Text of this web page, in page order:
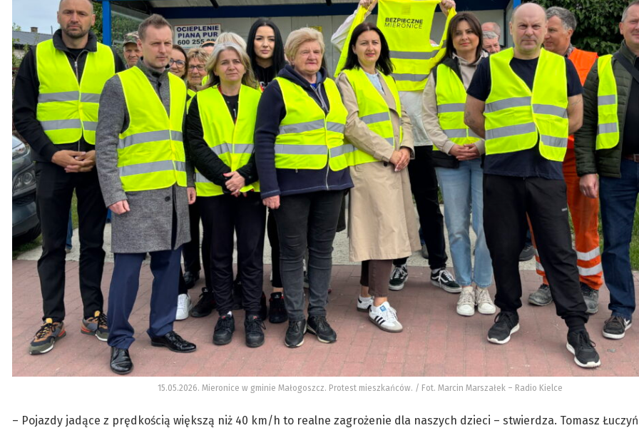
15.05.2026. Mieronice w gminie Małogoszcz. Protest mieszkańców. / Fot. Marcin Marszałek – Radio Kielce
– Pojazdy jadące z prędkością większą niż 40 km/h to realne zagrożenie dla naszych dzieci – stwierdza. Tomasz